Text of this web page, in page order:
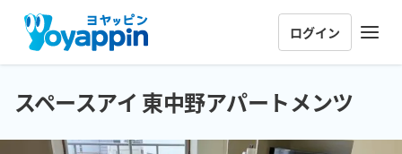
ログイン
スペースアイ 東中野アパートメンツ